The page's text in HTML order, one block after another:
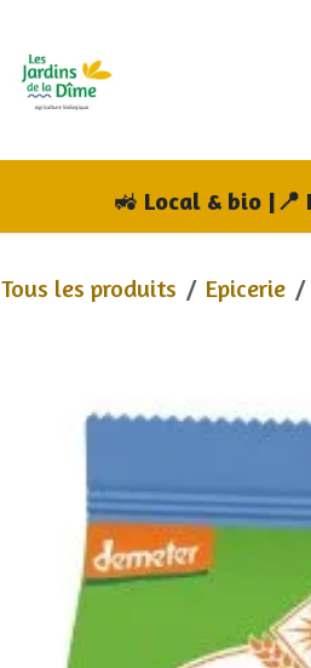
🚜 Local & bio |📍
Tous les produits Epicerie